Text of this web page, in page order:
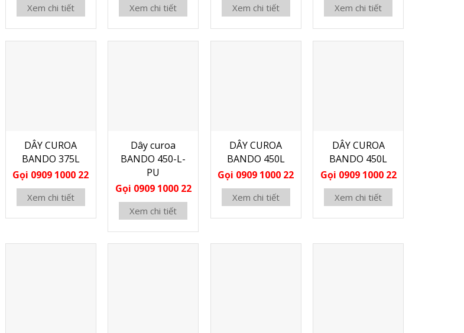
Xem chi tiết Xem chi tiết Xem chi tiết Xem chi tiết
DÂY CUROA
BANDO 375L
Gọi 0909 1000 22
Xem chi tiết
Dây curoa
BANDO 450-L-
PU
Gọi 0909 1000 22
Xem chi tiết
DÂY CUROA
BANDO 450L
Gọi 0909 1000 22
Xem chi tiết
DÂY CUROA
BANDO 450L
Gọi 0909 1000 22
Xem chi tiết